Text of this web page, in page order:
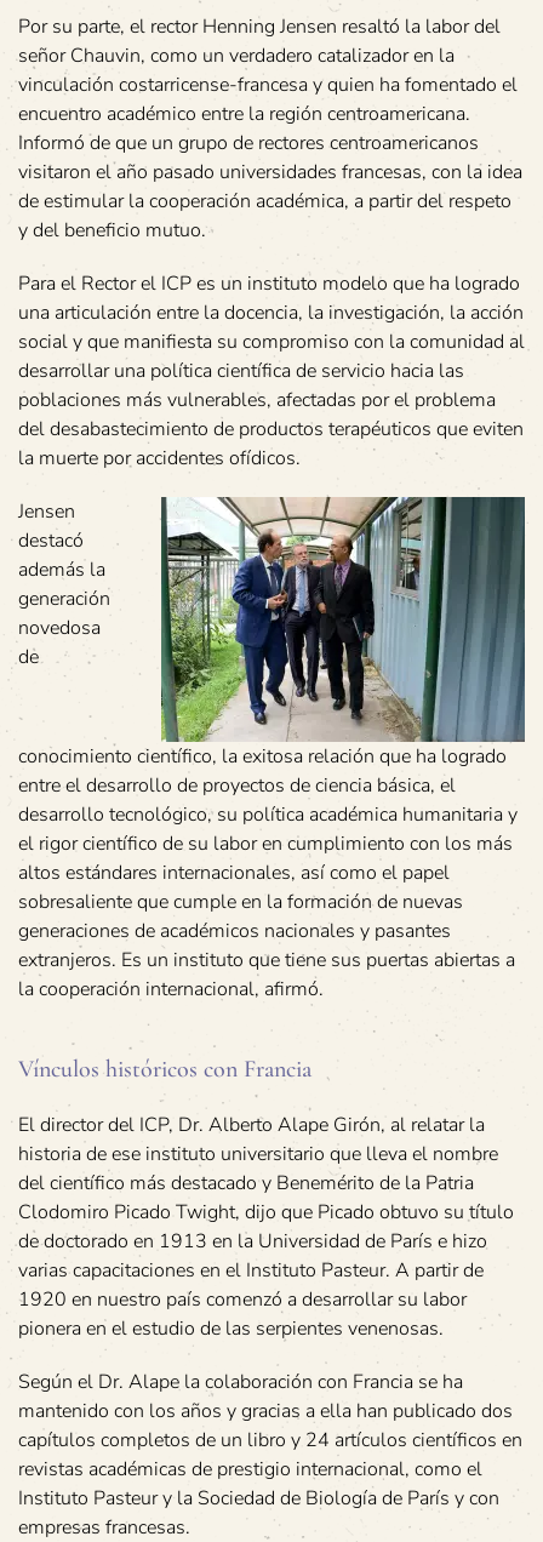
Por su parte, el rector Henning Jensen resaltó la labor del
señor Chauvin, como un verdadero catalizador en la
vinculación costarricense-francesa y quien ha fomentado el
encuentro académico entre la región centroamericana.
Informó de que un grupo de rectores centroamericanos
visitaron el año pasado universidades francesas, con la idea
de estimular la cooperación académica, a partir del respeto
y del beneficio mutuo.
Para el Rector el ICP es un instituto modelo que ha logrado
una articulación entre la docencia, la investigación, la acción
social y que manifiesta su compromiso con la comunidad al
desarrollar una política científica de servicio hacia las
poblaciones más vulnerables, afectadas por el problema
del desabastecimiento de productos terapéuticos que eviten
la muerte por accidentes ofídicos.
Jensen
destacó
además la
generación
novedosa
de
conocimiento científico, la exitosa relación que ha logrado
entre el desarrollo de proyectos de ciencia básica, el
desarrollo tecnológico, su política académica humanitaria y
el rigor científico de su labor en cumplimiento con los más
altos estándares internacionales, así como el papel
sobresaliente que cumple en la formación de nuevas
generaciones de académicos nacionales y pasantes
extranjeros. Es un instituto que tiene sus puertas abiertas a
la cooperación internacional, afirmó.
Vínculos históricos con Francia
El director del ICP, Dr. Alberto Alape Girón, al relatar la
historia de ese instituto universitario que lleva el nombre
del científico más destacado y Benemérito de la Patria
Clodomiro Picado Twight, dijo que Picado obtuvo su título
de doctorado en 1913 en la Universidad de París e hizo
varias capacitaciones en el Instituto Pasteur. A partir de
1920 en nuestro país comenzó a desarrollar su labor
pionera en el estudio de las serpientes venenosas.
Según el Dr. Alape la colaboración con Francia se ha
mantenido con los años y gracias a ella han publicado dos
capítulos completos de un libro y 24 artículos científicos en
revistas académicas de prestigio internacional, como el
Instituto Pasteur y la Sociedad de Biología de París y con
empresas francesas.